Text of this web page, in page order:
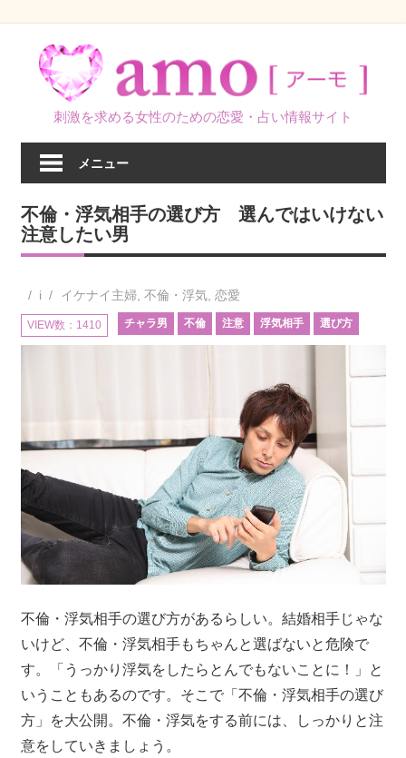
刺激を求める女性のための恋愛・占い情報サイト
メニュー
不倫・浮気相手の選び方 選んではいけない
注意したい男
i イケナイ主婦, 不倫・浮気, 恋愛
VIEW数：1410 チャラ男 不倫 注意 浮気相手 選び方
不倫・浮気相手の選び方があるらしい。結婚相手じゃな
いけど、不倫・浮気相手もちゃんと選ばないと危険で
す。「うっかり浮気をしたらとんでもないことに！」と
いうこともあるのです。そこで「不倫・浮気相手の選び
方」を大公開。不倫・浮気をする前には、しっかりと注
意をしていきましょう。